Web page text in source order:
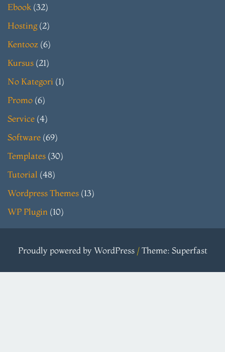
Ebook(32)
Hosting(2)
Kentooz (6)
Kursus (21)
No Kategori (1)
Promo (6)
Service (4)
Software (69)
Templates (30)
Tutorial (48)
Wordpress Themes (13)
WP Plugin (10)
Proudly powered by WordPress /Theme: Superfast